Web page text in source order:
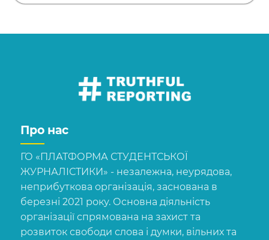
Про нас
ГО «ПЛАТФОРМА СТУДЕНТСЬКОЇ
ЖУРНАЛІСТИКИ» - незалежна, неурядова,
неприбуткова організація, заснована в
березні 2021 року. Основна діяльність
організації спрямована на захист та
розвиток свободи слова і думки, вільних та